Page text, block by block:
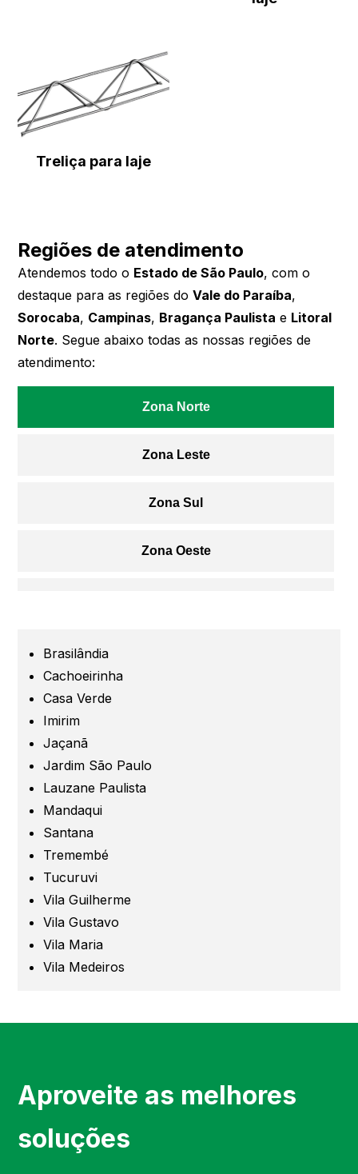
Treliça para laje
Regiões de atendimento
Atendemos todo o Estado de São Paulo, com o
destaque para as regiões doVale do Paraíba,
Sorocaba, Campinas, Bragança Paulista e Litoral
Norte. Segue abaixo todas as nossas regiões de
atendimento:
Zona Norte
Zona Leste
Zona Sul
Zona Oeste
São Caetano
Brasilândia
Cachoeirinha
Casa Verde
Imirim
Jaçanã
Jardim São Paulo
Lauzane Paulista
Mandaqui
Santana
Tremembé
Tucuruvi
Vila Guilherme
Vila Gustavo
Vila Maria
Vila Medeiros
Aproveite as melhores
soluções